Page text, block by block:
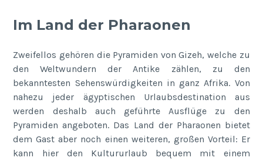
Im Land der Pharaonen
Zweifellos gehören die Pyramiden von Gizeh, welche zu
den Weltwundern der Antike zählen, zu den
bekanntesten Sehenswürdigkeiten in ganz Afrika. Von
nahezu jeder ägyptischen Urlaubsdestination aus
werden deshalb auch geführte Ausflüge zu den
Pyramiden angeboten. Das Land der Pharaonen bietet
dem Gast aber noch einen weiteren, großen Vorteil: Er
kann hier den Kultururlaub bequem mit einem